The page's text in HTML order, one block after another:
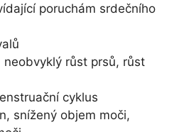
poruchám srdečního
neobvyklý růst prsů, růst
cyklus
snížený objem moči,